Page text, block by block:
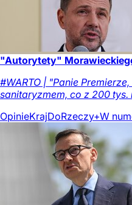
"Autorytety"
#WARTO | "Panie
sanitaryzmem, co z 200
OpinieKrajDoRzeczy+W